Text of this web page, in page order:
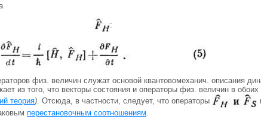
:
физ. величин служат основой квантовомеханич. описания
из того, что векторы состояния и операторы физ. величин в
теория) . Отсюда, в частности, следует, что операторы
перестановочным соотношениям